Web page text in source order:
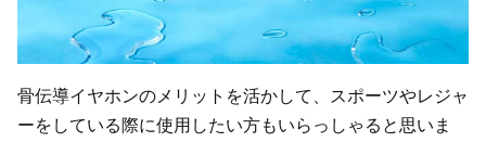
骨伝導イヤホンのメリットを活かして、スポーツやレジャ
ーをしている際に使用したい方もいらっしゃると思いま